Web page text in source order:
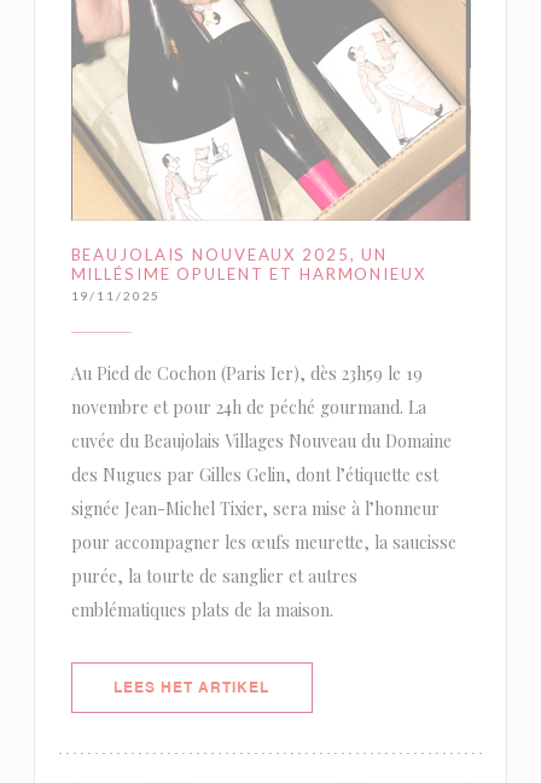
BEAUJOLAIS NOUVEAUX 2025, UN
MILLÉSIME OPULENT ET HARMONIEUX
19/11/2025
Au Pied de Cochon (Paris Ier), dès 23h59 le 19
novembre et pour 24h de péché gourmand. La
cuvée du Beaujolais Villages Nouveau du Domaine
des Nugues par Gilles Gelin, dont l’étiquette est
signée Jean-Michel Tixier, sera mise à l’honneur
pour accompagner les œufs meurette, la saucisse
purée, la tourte de sanglier et autres
emblématiques plats de la maison.
LEES HET ARTIKEL